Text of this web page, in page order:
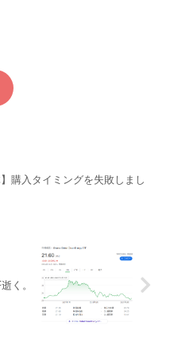
】購入タイミングを失敗しまし
く。